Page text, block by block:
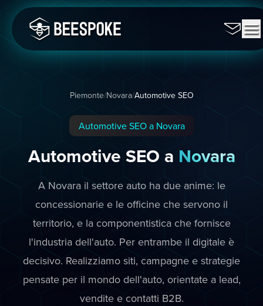
Piemonte/Novara/Automotive SEO
Automotive SEO a Novara
Automotive SEO a Novara
A Novara il settore auto ha due anime: le
concessionarie e le officine che servono il
territorio, e la componentistica che fornisce
l'industria dell'auto. Per entrambe il digitale è
decisivo. Realizziamo siti, campagne e strategie
pensate per il mondo dell'auto, orientate a lead,
vendite e contatti B2B.